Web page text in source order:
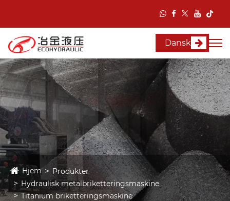
Dansk
Hjem
Produkter
Hydraulisk metalbriketteringsmaskine
Titanium briketteringsmaskine